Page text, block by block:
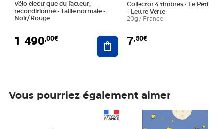
Vélo électrique du facteur,
reconditionné - Taille normale -
Noir/ Rouge
1 490,00€ Ajouter au panier
Collector 4 timbres - Le Petit
- Lettre Verte
20g / France
7,50€
Vous pourriez également aimer
Prix 7,50€